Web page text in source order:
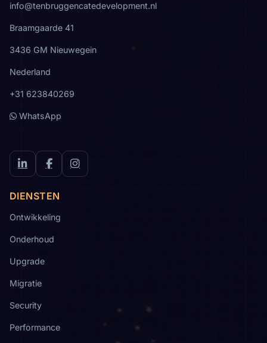
info@tenbruggencatedevelopment.nl
Braamgaarde 41
3436 GM Nieuwegein
Nederland
+31 623840269
WhatsApp
LinkedInFacebookInstagram
DIENSTEN
Ontwikkeling
Onderhoud
Upgrade
Migratie
Security
Performance